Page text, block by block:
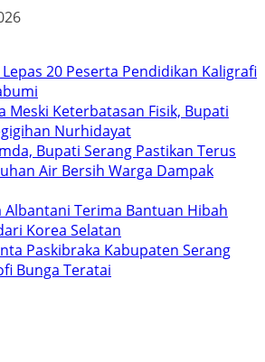
20 Peserta Pendidikan Kaligrafi
Meski Keterbatasan Fisik, Bupati
Nurhidayat
Bupati Serang Pastikan Terus
Air Bersih Warga Dampak
Terima Bantuan Hibah
Korea Selatan
Paskibraka Kabupaten Serang
Bunga Teratai